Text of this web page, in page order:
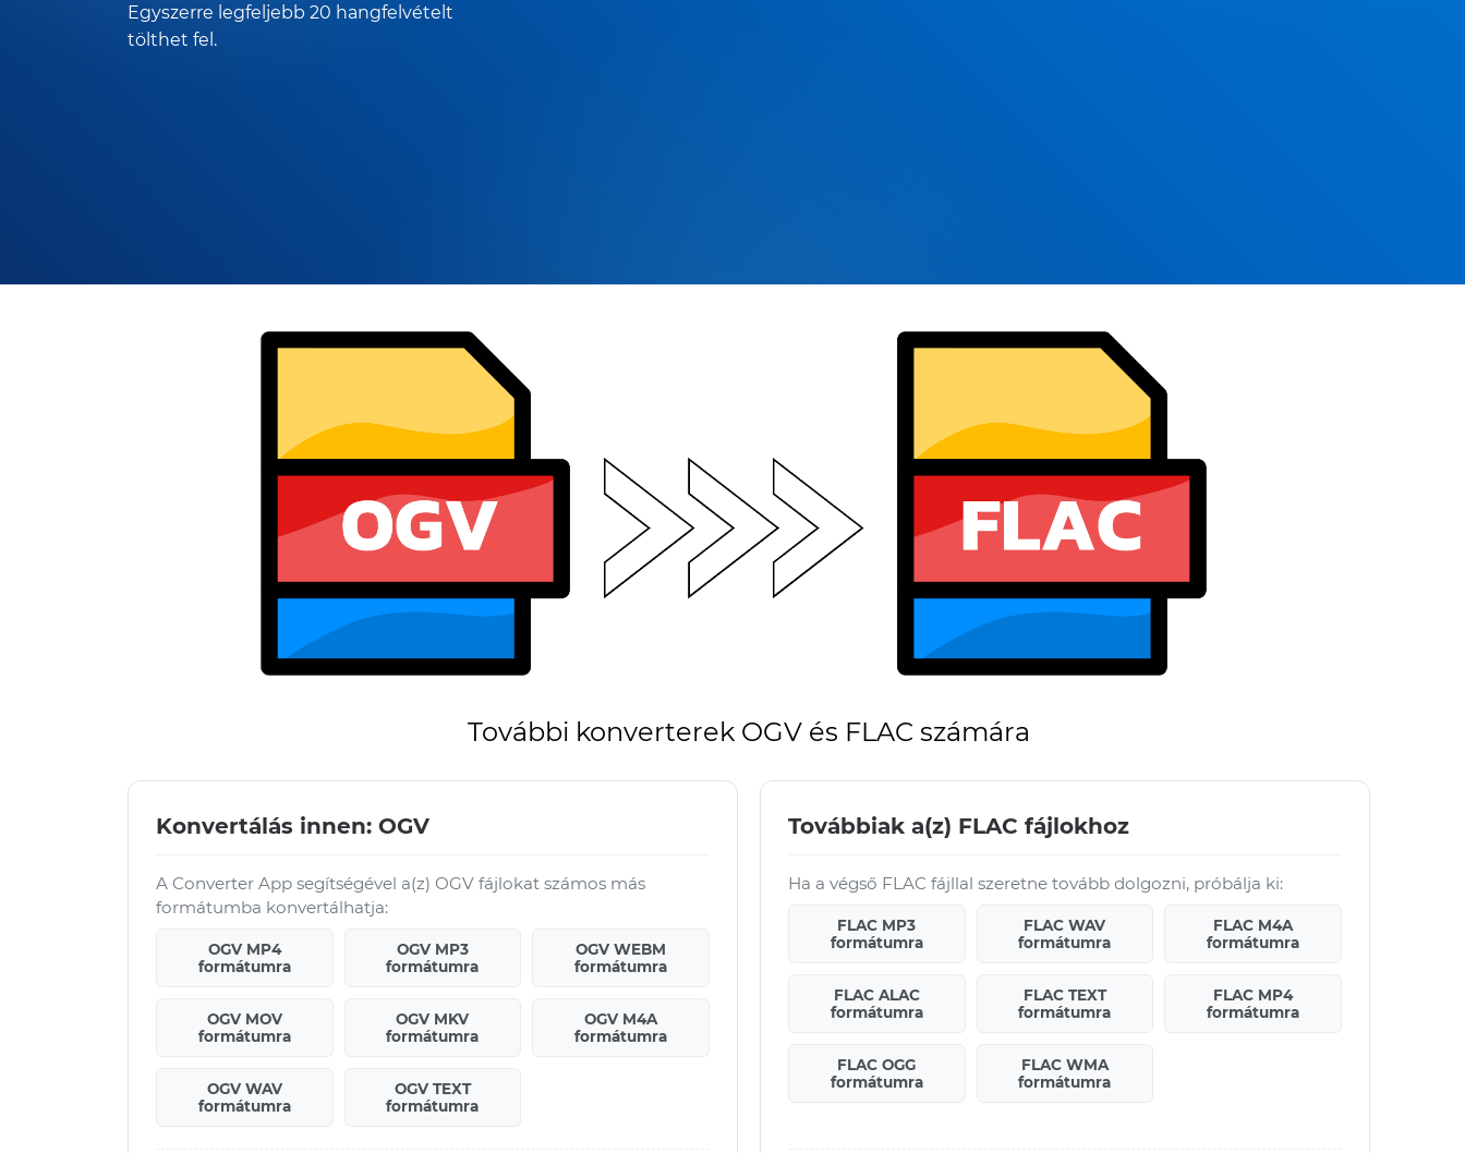
Egyszerre legfeljebb 20 hangfelvételt
tölthet fel.
További konverterek OGV és FLAC számára
Konvertálás innen: OGV
A Converter App segítségével a(z) OGV fájlokat számos más
formátumba konvertálhatja:
OGV MP4
formátumra
OGV MP3
formátumra
OGV WEBM
formátumra
OGV MOV
formátumra
OGV MKV
formátumra
OGV M4A
formátumra
OGV WAV
formátumra
OGV TEXT
formátumra
Továbbiak a(z) FLAC fájlokhoz
Ha a végső FLAC fájllal szeretne tovább dolgozni, próbálja ki:
FLAC MP3
formátumra
FLAC WAV
formátumra
FLAC M4A
formátumra
FLAC ALAC
formátumra
FLAC TEXT
formátumra
FLAC MP4
formátumra
FLAC OGG
formátumra
FLAC WMA
formátumra